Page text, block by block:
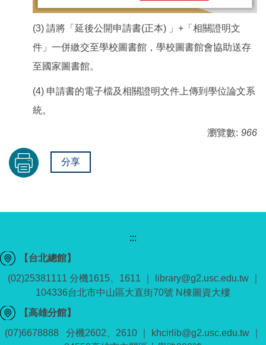
(3) 請將「延後公開申請書(正本) 」+「相關證明文
件」一併繳交至學校圖書館，學校圖書館會協助送存
至國家圖書館。
(4) 申請書的電子檔及相關證明文件上傳到學位論文系
統。
瀏覽數: 966
分享
:::
【台北總館】
(02)25381111 分機1615、1611 ｜ library@g2.usc.edu.tw ｜
104336台北市中山區大直街70號 N棟圖資大樓
【高雄分館】
(07)6678888 分機2602、2610 ｜ khcirlib@g2.usc.edu.tw ｜